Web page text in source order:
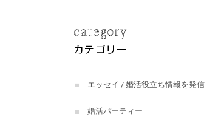
エッセイ / 婚活役立ち情報を発信
婚活パーティー